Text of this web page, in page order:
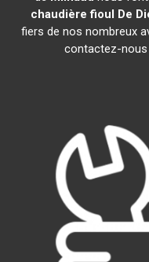
chaudière fioul De
fiers de nos nombreux
contactez-nous